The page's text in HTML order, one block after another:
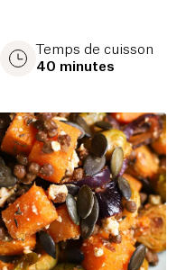
Temps de cuisson
40 minutes